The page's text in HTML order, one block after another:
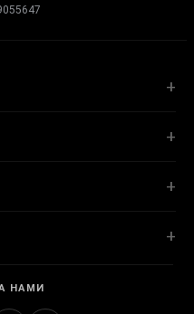
НАМИ